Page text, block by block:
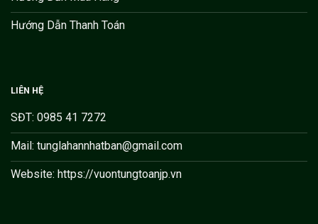
Hướng Dẫn Thanh Toán
LIÊN HỆ
SĐT: 0985 41 7272
Mail: tunglahannhatban@gmail.com
Website: https://vuontungtoanjp.vn